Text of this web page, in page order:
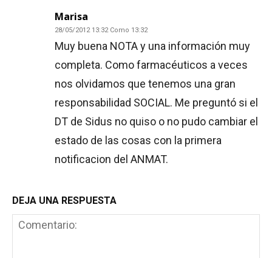
Marisa
28/05/2012 13:32 Como 13:32
Muy buena NOTA y una información muy
completa. Como farmacéuticos a veces
nos olvidamos que tenemos una gran
responsabilidad SOCIAL. Me preguntó si el
DT de Sidus no quiso o no pudo cambiar el
estado de las cosas con la primera
notificacion del ANMAT.
DEJA UNA RESPUESTA